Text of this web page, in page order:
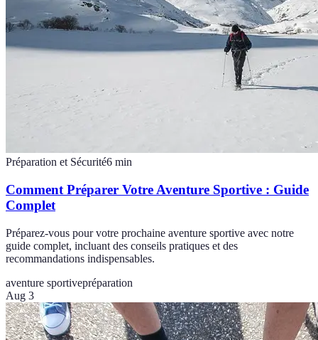
Préparation et Sécurité6 min
Comment Préparer Votre Aventure Sportive : Guide
Complet
Préparez-vous pour votre prochaine aventure sportive avec notre
guide complet, incluant des conseils pratiques et des
recommandations indispensables.
aventure sportivepréparation
Aug 3